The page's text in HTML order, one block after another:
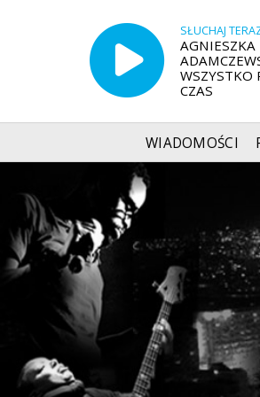
SŁUCHAJ
AGNIESZKA
WSZYSTKO
CZAS
WIADOMOŚCI